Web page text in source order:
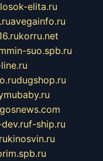
elita.ru
avegainfo.ru
korru.net
suo.spb.ru
dugshop.ru
f-ship.ru
kinosvin.ru